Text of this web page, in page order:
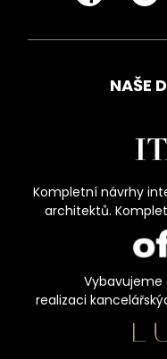
NAŠE
Kompletní návrhy
architektů.
Vybavujeme
realizaci